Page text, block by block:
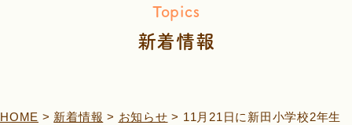
Topics
新着情報
HOME > 新着情報 > お知らせ > 11月21日に新田小学校2年生